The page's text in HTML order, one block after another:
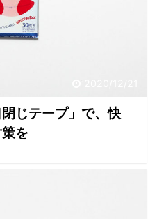
じテープ」で、快
を